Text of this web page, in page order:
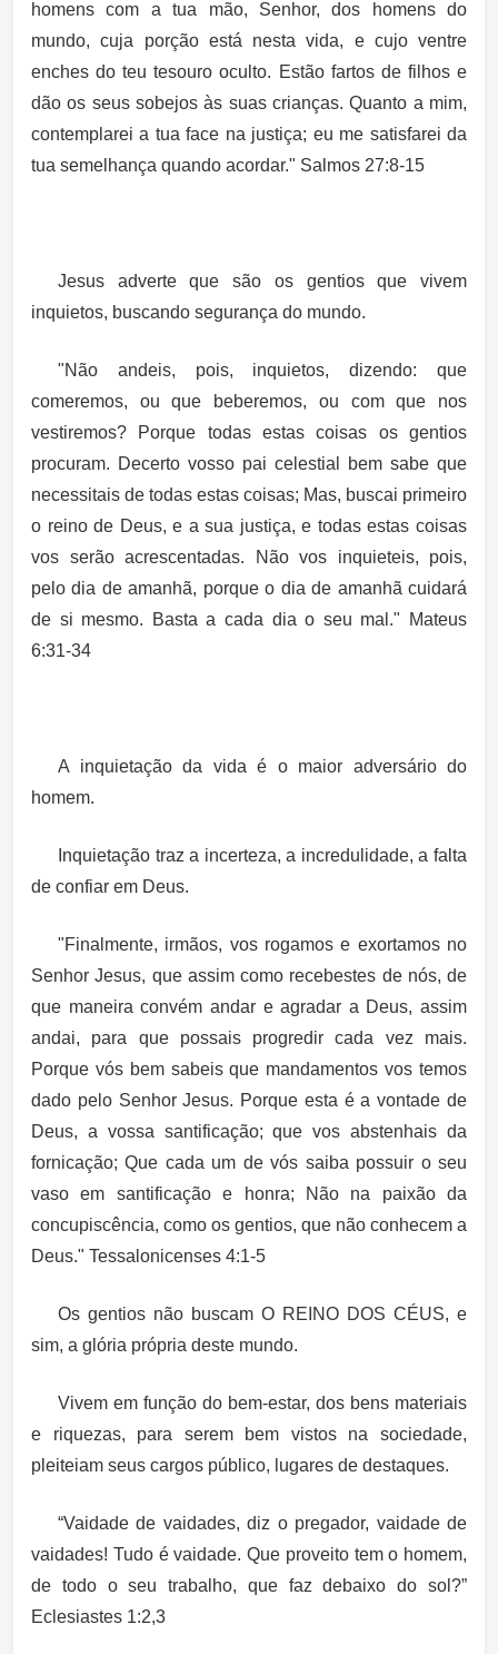
homens com a tua mão, Senhor, dos homens do
mundo, cuja porção está nesta vida, e cujo ventre
enches do teu tesouro oculto. Estão fartos de filhos e
dão os seus sobejos às suas crianças. Quanto a mim,
contemplarei a tua face na justiça; eu me satisfarei da
tua semelhança quando acordar." Salmos 27:8-15
Jesus adverte que são os gentios que vivem
inquietos, buscando segurança do mundo.
"Não andeis, pois, inquietos, dizendo: que
comeremos, ou que beberemos, ou com que nos
vestiremos? Porque todas estas coisas os gentios
procuram. Decerto vosso pai celestial bem sabe que
necessitais de todas estas coisas; Mas, buscai primeiro
o reino de Deus, e a sua justiça, e todas estas coisas
vos serão acrescentadas. Não vos inquieteis, pois,
pelo dia de amanhã, porque o dia de amanhã cuidará
de si mesmo. Basta a cada dia o seu mal." Mateus
6:31-34
A inquietação da vida é o maior adversário do
homem.
Inquietação traz a incerteza, a incredulidade, a falta
de confiar em Deus.
"Finalmente, irmãos, vos rogamos e exortamos no
Senhor Jesus, que assim como recebestes de nós, de
que maneira convém andar e agradar a Deus, assim
andai, para que possais progredir cada vez mais.
Porque vós bem sabeis que mandamentos vos temos
dado pelo Senhor Jesus. Porque esta é a vontade de
Deus, a vossa santificação; que vos abstenhais da
fornicação; Que cada um de vós saiba possuir o seu
vaso em santificação e honra;
Não na paixão da
concupiscência, como os gentios, que não conhecem a
Deus." Tessalonicenses 4:1-5
Os gentios não buscam O REINO DOS CÉUS, e
sim, a glória própria deste mundo.
Vivem em função do bem-estar, dos bens materiais
e riquezas, para serem bem vistos na sociedade,
pleiteiam seus cargos público, lugares de destaques.
“Vaidade de vaidades, diz o pregador, vaidade de
vaidades! Tudo é vaidade. Que proveito tem o homem,
de todo o seu trabalho, que faz debaixo do sol?”
Eclesiastes 1:2,3